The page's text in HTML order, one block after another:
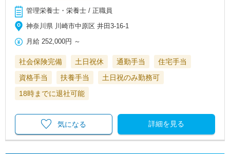
管理栄養士・栄養士 / 正職員
神奈川県 川崎市中原区 井田3-16-1
月給 252,000円 ～
社会保険完備 土日祝休 通勤手当
住宅手当
資格手当
扶養手当
土日祝のみ勤務可
18時までに退社可能
詳細を見る
気になる